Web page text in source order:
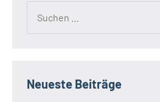
Neueste Beiträge